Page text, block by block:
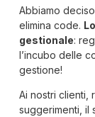
Abbiamo
elimina code.
gestionale:
l’incubo delle
gestione!
Ai nostri clienti,
suggerimenti, il